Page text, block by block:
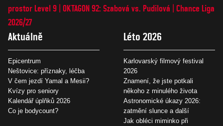
prostor Level 9 OKTAGON 92: Szabová vs. Pudilová
Chance Liga
2026/27
Aktuálně
Epicentrum
Neštovice: příznaky, léčba
V čem jezdí Yamal a Mesii?
Kvízy pro seniory
Kalendář úplňků 2026
Co je bodycount?
Léto 2026
Karlovarský filmový festival
2026
Znamení, že jste potkali
někoho z minulého života
Astronomické úkazy 2026:
zatmění slunce a další
Jak obléci miminko při